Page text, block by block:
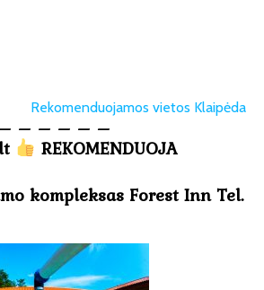
Rekomenduojamos vietos Klaipėda
– – – – –
REKOMENDUOJA
kompleksas Forest Inn Tel.